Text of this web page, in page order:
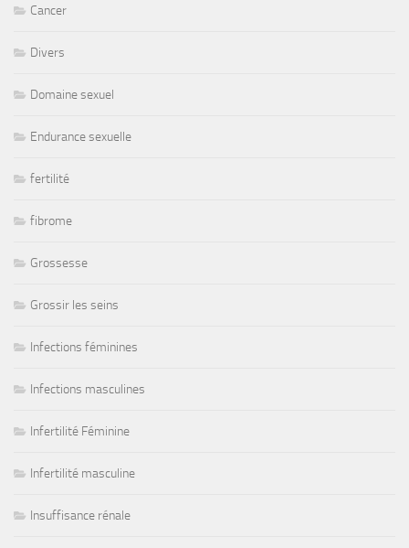
Cancer
Divers
Domaine sexuel
Endurance sexuelle
fertilité
fibrome
Grossesse
Grossir les seins
Infections féminines
Infections masculines
Infertilité Féminine
Infertilité masculine
Insuffisance rénale